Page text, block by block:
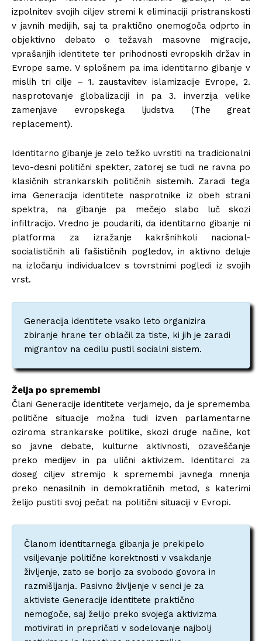
izpolnitev svojih ciljev stremi k eliminaciji pristranskosti
v javnih medijih, saj ta praktično onemogoča odprto in
objektivno debato o težavah masovne migracije,
vprašanjih identitete ter prihodnosti evropskih držav in
Evrope same. V splošnem pa ima identitarno gibanje v
mislih tri cilje – 1. zaustavitev islamizacije Evrope, 2.
nasprotovanje globalizaciji in pa 3. inverzija velike
zamenjave evropskega ljudstva (The great
replacement).
Identitarno gibanje je zelo težko uvrstiti na tradicionalni
levo-desni politični spekter, zatorej se tudi ne ravna po
klasičnih strankarskih političnih sistemih. Zaradi tega
ima Generacija identitete nasprotnike iz obeh strani
spektra, na gibanje pa mečejo slabo luč skozi
infiltracijo. Vredno je poudariti, da identitarno gibanje ni
platforma za izražanje kakršnihkoli nacional-
socialističnih ali fašističnih pogledov, in aktivno deluje
na izločanju individualcev s tovrstnimi pogledi iz svojih
vrst.
Generacija identitete vsako leto organizira
zbiranje hrane ter oblačil za tiste, ki jih je zaradi
migrantov na cedilu pustil socialni sistem.
Želja po spremembi
Člani Generacije identitete verjamejo, da je sprememba
politične situacije možna tudi izven parlamentarne
oziroma strankarske politike, skozi druge načine, kot
so javne debate, kulturne aktivnosti, ozaveščanje
preko medijev in pa ulični aktivizem. Identitarci za
doseg ciljev stremijo k spremembi javnega mnenja
preko nenasilnih in demokratičnih metod, s katerimi
želijo pustiti svoj pečat na politični situaciji v Evropi.
Članom identitarnega gibanja je prekipelo
vsiljevanje politične korektnosti v vsakdanje
življenje, zato se borijo za svobodo govora in
razmišljanja. Pasivno življenje v senci je za
aktiviste Generacije identitete praktično
nemogoče, saj želijo preko svojega aktivizma
motivirati in prepričati v sodelovanje najbolj